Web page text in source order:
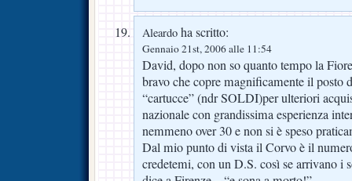
Aleardo ha scritto:
Gennaio 21st, 2006 alle 11:54
David, dopo non so quanto tempo la
bravo che copre magnificamente il posto
“cartucce” (ndr SOLDI)per ulteriori
nazionale con grandissima esperienza
nemmeno over 30 e non si è speso
Dal mio punto di vista il Corvo è il
credetemi, con un D.S. così se arrivano i